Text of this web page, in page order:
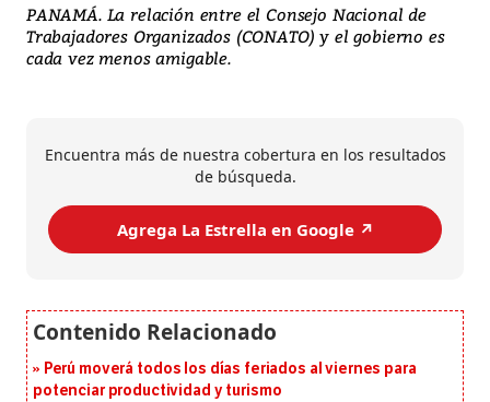
PANAMÁ. La relación entre el Consejo Nacional de
Trabajadores Organizados (CONATO) y el gobierno es
cada vez menos amigable.
Encuentra más de nuestra cobertura en los resultados
de búsqueda.
Agrega La Estrella en Google ↗️
Perú moverá todos los días feriados al viernes para
potenciar productividad y turismo